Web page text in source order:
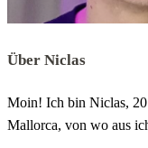
Über Niclas
Moin! Ich bin Niclas, 20
Mallorca, von wo aus